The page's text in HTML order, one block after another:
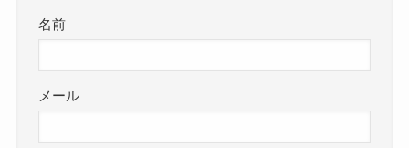
名前
メール